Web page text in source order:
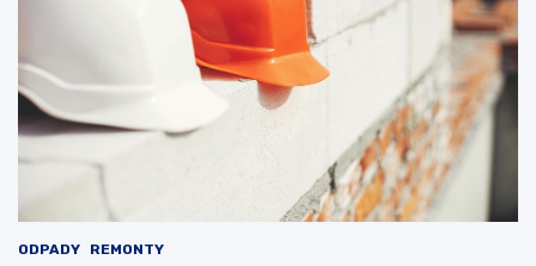
ODPADY REMONTY